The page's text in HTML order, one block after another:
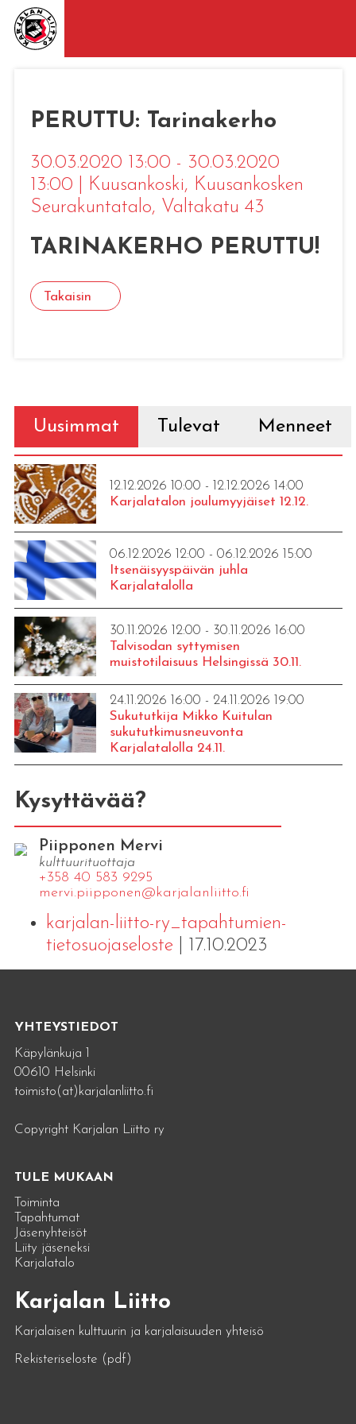
PERUTTU: Tarinakerho
30.03.2020 13:00 - 30.03.2020
13:00
Kuusankoski, Kuusankosken
Seurakuntatalo, Valtakatu 43
TARINAKERHO PERUTTU!
Takaisin
Uusimmat Tulevat Menneet
12.12.2026 10:00 - 12.12.2026 14:00
Karjalatalon joulumyyjäiset 12.12.
06.12.2026 12:00 - 06.12.2026 15:00
Itsenäisyyspäivän juhla
Karjalatalolla
30.11.2026 12:00 - 30.11.2026 16:00
Talvisodan syttymisen
muistotilaisuus Helsingissä 30.11.
24.11.2026 16:00 - 24.11.2026 19:00
Sukututkija Mikko Kuitulan
sukututkimusneuvonta
Karjalatalolla 24.11.
Kysyttävää?
Piipponen Mervi
kulttuurituottaja
+358 40 583 9295
mervi.​piipponen@​kar​jala​nlii​tto.​fi
karjalan-liitto-ry_tapahtumien-
tietosuojaseloste| 17.10.2023
YHTEYSTIEDOT
Käpylänkuja 1
00610 Helsinki
toimisto(at)karjalanliitto.fi
Copyright Karjalan Liitto ry
TULE MUKAAN
Toiminta
Tapahtumat
Jäsenyhteisöt
Liity jäseneksi
Karjalatalo
Karjalan Liitto
Karjalaisen kulttuurin ja karjalaisuuden yhteisö
Rekisteriseloste (pdf)